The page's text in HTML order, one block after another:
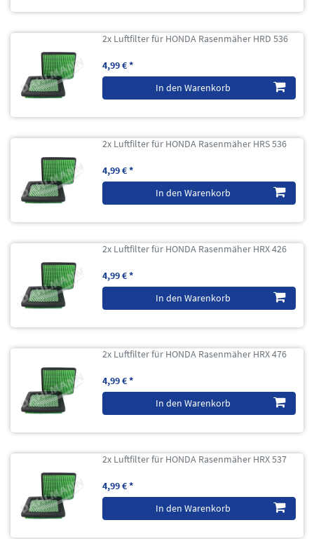
2x Luftfilter für HONDA Rasenmäher HRD 536
4,99 € *
In den Warenkorb
2x Luftfilter für HONDA Rasenmäher HRS 536
4,99 € *
In den Warenkorb
2x Luftfilter für HONDA Rasenmäher HRX 426
4,99 € *
In den Warenkorb
2x Luftfilter für HONDA Rasenmäher HRX 476
4,99 € *
In den Warenkorb
2x Luftfilter für HONDA Rasenmäher HRX 537
4,99 € *
In den Warenkorb